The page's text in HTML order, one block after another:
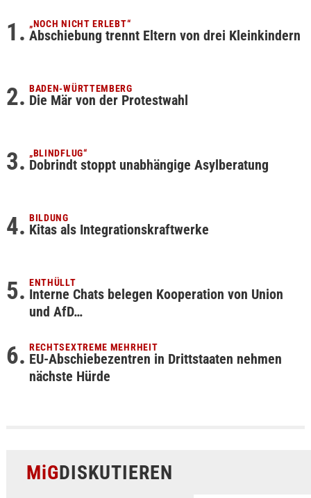
„NOCH NICHT ERLEBT“
Abschiebung trennt Eltern von drei Kleinkindern
BADEN-WÜRTTEMBERG
Die Mär von der Protestwahl
„BLINDFLUG“
Dobrindt stoppt unabhängige Asylberatung
BILDUNG
Kitas als Integrationskraftwerke
ENTHÜLLT
Interne Chats belegen Kooperation von Union
und AfD…
RECHTSEXTREME MEHRHEIT
EU-Abschiebezentren in Drittstaaten nehmen
nächste Hürde
MiGDISKUTIEREN